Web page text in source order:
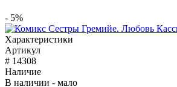
- 5%
Характеристики
Артикул
# 14308
Наличие
В наличии - мало